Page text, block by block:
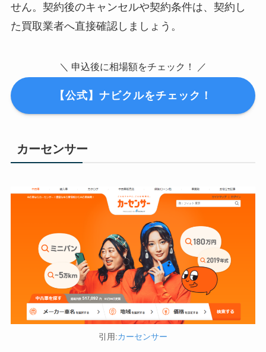
せん。契約後のキャンセルや契約条件は、契約し
た買取業者へ直接確認しましょう。
＼ 申込後に相場額をチェック！ ／
【公式】ナビクルをチェック！
カーセンサー
引用:カーセンサー